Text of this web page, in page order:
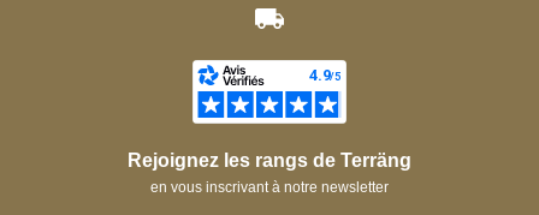
Rejoignez les rangs de Terräng
en vous inscrivant à notre newsletter